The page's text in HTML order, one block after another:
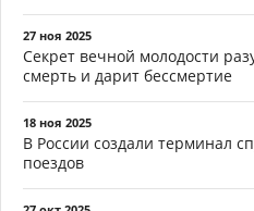
27 ноя 2025
Секрет вечной молодости
смерть и дарит бессмертие
18 ноя 2025
В России создали терминал
поездов